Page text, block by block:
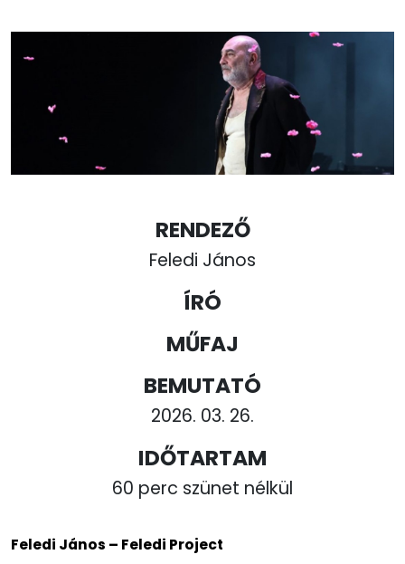
RENDEZŐ
Feledi János
ÍRÓ
MŰFAJ
BEMUTATÓ
2026. 03. 26.
IDŐTARTAM
60 perc szünet nélkül
Feledi János – Feledi Project